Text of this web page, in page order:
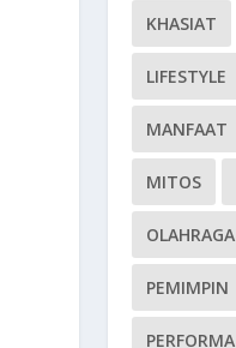
KHASIAT
LIFESTYLE
MANFAAT
MITOS
OLAHRAGA
PEMIMPIN
PERFORMA